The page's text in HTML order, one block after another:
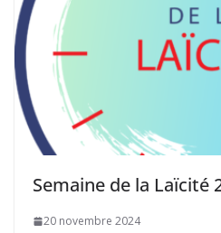
Semaine de la Laïcité
20 novembre 2024